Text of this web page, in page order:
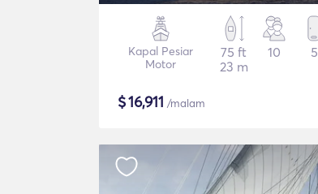
Kapal Pesiar
Motor
75 ft
23 m
10 5
$16,911 /malam